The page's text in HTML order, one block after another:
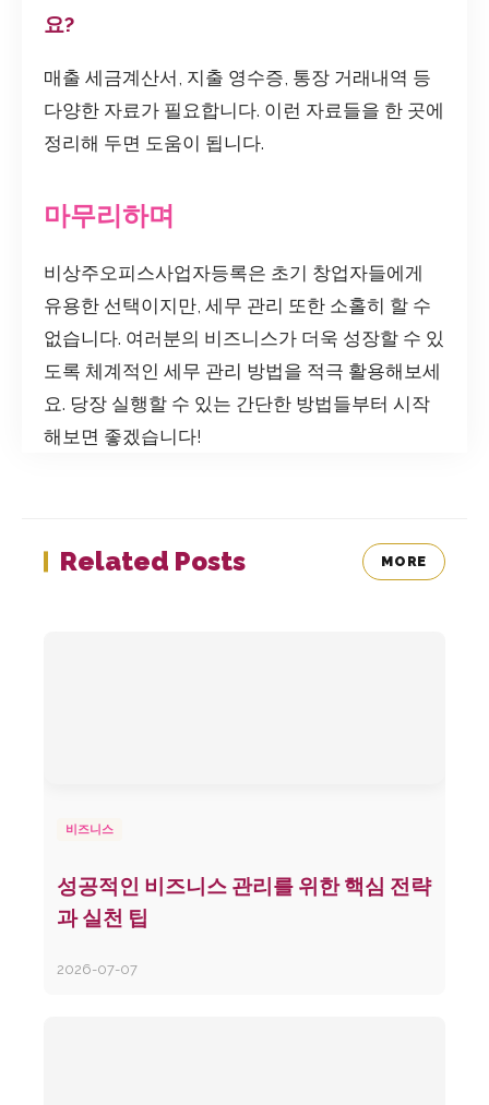
요?
매출 세금계산서, 지출 영수증, 통장 거래내역 등
다양한 자료가 필요합니다. 이런 자료들을 한 곳에
정리해 두면 도움이 됩니다.
마무리하며
비상주오피스사업자등록은 초기 창업자들에게
유용한 선택이지만, 세무 관리 또한 소홀히 할 수
없습니다. 여러분의 비즈니스가 더욱 성장할 수 있
도록 체계적인 세무 관리 방법을 적극 활용해보세
요. 당장 실행할 수 있는 간단한 방법들부터 시작
해보면 좋겠습니다!
Related Posts MORE
비즈니스
성공적인 비즈니스 관리를 위한 핵심 전략
과 실천 팁
2026-07-07